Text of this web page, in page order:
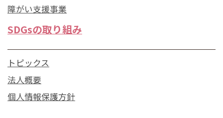
障がい支援事業
SDGsの取り組み
トピックス
法人概要
個人情報保護方針